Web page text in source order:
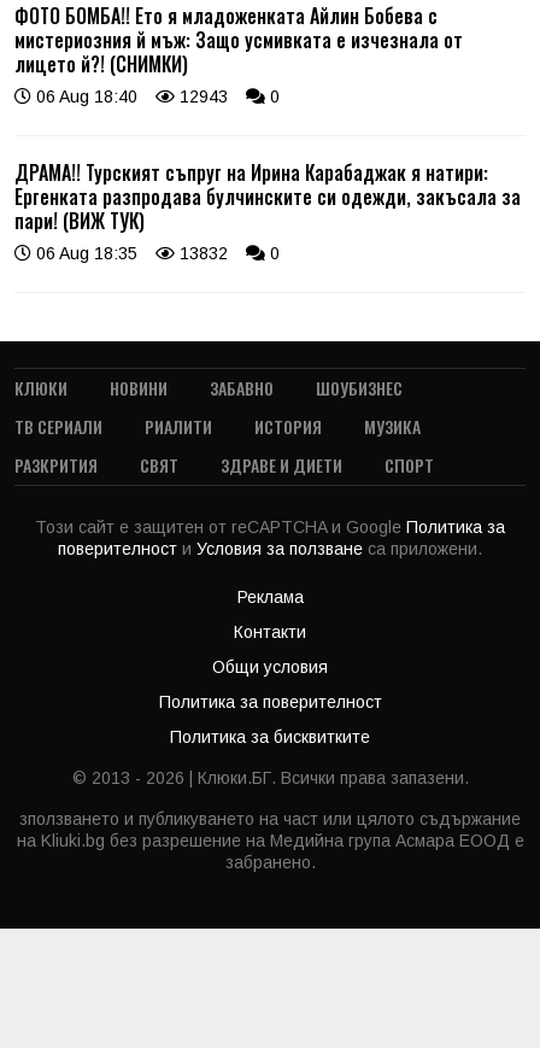
ФОТО БОМБА!! Ето я младоженката Айлин Бобева с
мистериозния й мъж: Защо усмивката е изчезнала от
лицето й?! (СНИМКИ)
06 Aug 18:40 12943 0
ДРАМА!! Турският съпруг на Ирина Карабаджак я натири:
Ергенката разпродава булчинските си одежди, закъсала за
пари! (ВИЖ ТУК)
06 Aug 18:35 13832 0
КЛЮКИ НОВИНИ ЗАБАВНО
ШОУБИЗНЕС
ТВ СЕРИАЛИ
РИАЛИТИ ИСТОРИЯ
МУЗИКА
РАЗКРИТИЯ
СВЯТ ЗДРАВЕ И ДИЕТИ СПОРТ
Този сайт е защитен от reCAPTCHA и Google Политика за
поверителност и Условия за ползване са приложени.
Реклама
Контакти
Общи условия
Политика за поверителност
Политика за бисквитките
© 2013 - 2026 | Клюки.БГ. Всички права запазени.
зползването и публикуването на част или цялото съдържание
на Kliuki.bg без разрешение на Медийна група Асмара ЕООД е
забранено.